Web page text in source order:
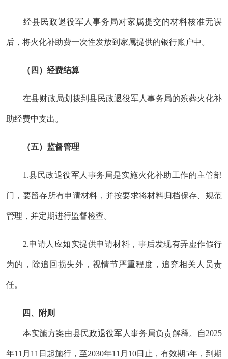
经县民政退役军人事务局对家属提交的材料核准无误
后，将火化补助费一次性发放到家属提供的银行账户中。
（四） 经费结算
在县财政局划拨到县民政退役军人事务局的殡葬火化补
助经费中支出。
（五） 监督管理
1.县民政退役军人事务 局是实施火化补助工作的主管部
门， 要留存所有申请材料，并按要求将材料归档保存、规范
管理 ，并定期进行监督检查。
2.申请人应如实提供申请材料，事后发现有弄虚作假行
为的，除追回损失外，视情节严重程度，追究相关人员责
任。
四、附则
本实施方案由县民政退役军人事务 局负责解释。自2025
年11 月 11 日 起施行，至2030年11 月 10日止，有效期5年 ， 到期